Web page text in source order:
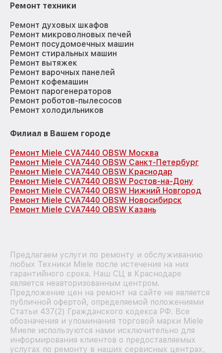
Ремонт техники
Ремонт духовых шкафов
Ремонт микроволновых печей
Ремонт посудомоечных машин
Ремонт стиральных машин
Ремонт вытяжек
Ремонт варочных панелей
Ремонт кофемашин
Ремонт парогенераторов
Ремонт роботов-пылесосов
Ремонт холодильников
Филиал в Вашем городе
Ремонт Miele CVA7440 OBSW Москва
Ремонт Miele CVA7440 OBSW Санкт-Петербург
Ремонт Miele CVA7440 OBSW Краснодар
Ремонт Miele CVA7440 OBSW Ростов-на-Дону
Ремонт Miele CVA7440 OBSW Нижний Новгород
Ремонт Miele CVA7440 OBSW Новосибирск
Ремонт Miele CVA7440 OBSW Казань
Предлагаем услуги по ремонту и обслуживанию
любых Техники Miele после истечения на них
гарантийного срока. Наш СЦ в Краснодаре
является неавторизованным центром.
Предложение цен на ремонт на сайте не является
публичной офертой, определяемой положениями
Статьи 437(2) Гражданского кодекса РФ. Все
обозначения и упоминания торговой марки Miele
Миеле используются нами исключительно для
информирования клиентов о предоставляемых
услугах по ремонту в наших сервисных центрах,